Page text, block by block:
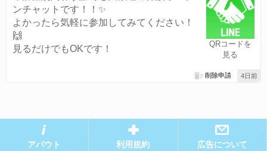
QRコードを
見る
ンチャットです！！✨
よかったら気軽に参加してみてください！
🙌
見るだけでもOKです！
4日前
削除申請
アバウト 利用規約 広告について